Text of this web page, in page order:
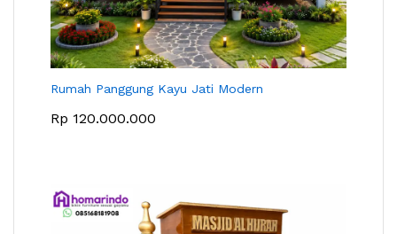
Rumah Panggung Kayu Jati Modern
Rp 120.000.000